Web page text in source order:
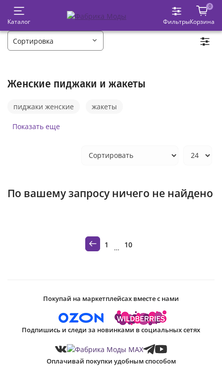
Каталог Фильтры
0
Корзина
Женские пиджаки и жакеты
пиджаки женские
жакеты
пиджаки классические
костюмы с пиджаком женские
брючные костюмы с пиджаком
Показать еще
По вашему запросу ничего не найдено
1 … 10
Покупай на маркетплейсах вместе с нами
Подпишись и следи за новинками в социальных сетях
Оплачивай покупки удобным способом